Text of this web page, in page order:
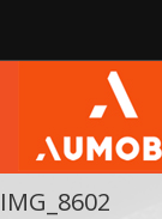
IMG_8602